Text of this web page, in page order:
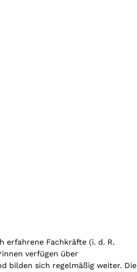
erfahrene Fachkräfte (i. d. R.
verfügen über
bilden sich regelmäßig weiter. Die